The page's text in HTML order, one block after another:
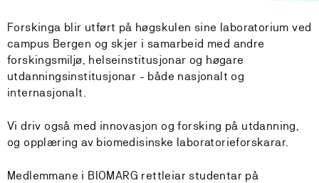
Forskinga blir utført på høgskulen sine laboratorium ved
campus Bergen og skjer i samarbeid med andre
forskingsmiljø, helseinstitusjonar og høgare
utdanningsinstitusjonar - både nasjonalt og
internasjonalt.
Vi driv også med innovasjon og forsking på utdanning,
og opplæring av biomedisinske laboratorieforskarar.
Medlemmane i BIOMARG rettleiar studentar på